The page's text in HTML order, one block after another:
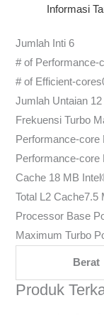
Informasi
Jumlah Inti 6
# of Performance-
# of Efficient-
Jumlah Untaian 12
Frekuensi Turbo
Performance-core
Performance-core
Cache 18 MB
Total L2 Cache7.5
Processor Base
Maximum Turbo
Berat
Produk